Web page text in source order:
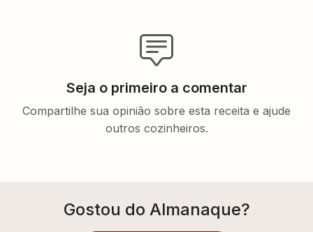
Seja o primeiro a comentar
Compartilhe sua opinião sobre esta receita e ajude
outros cozinheiros.
Gostou do Almanaque?